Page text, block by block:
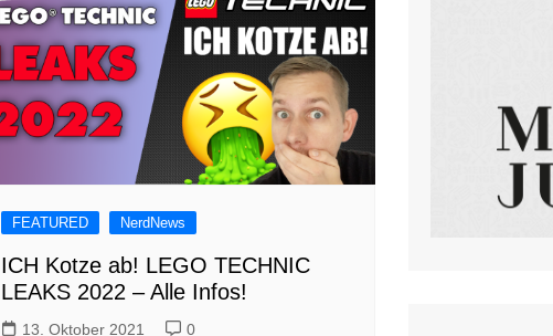
FEATURED NerdNews
ICH Kotze ab! LEGO TECHNIC
LEAKS 2022 – Alle Infos!
13. Oktober 2021 0